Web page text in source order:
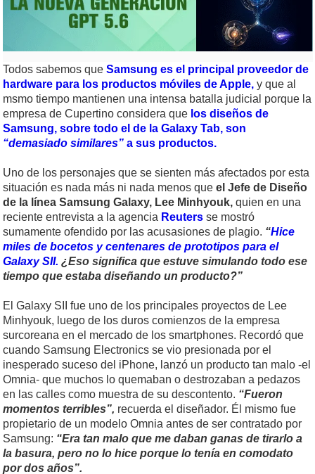
Todos sabemos que Samsung es el principal proveedor de
hardware para los productos móviles de Apple, y que al
msmo tiempo mantienen una intensa batalla judicial porque la
empresa de Cupertino considera que los diseños de
Samsung, sobre todo el de la Galaxy Tab, son
“demasiado similares” a sus productos.
Uno de los personajes que se sienten más afectados por esta
situación es nada más ni nada menos que el Jefe de Diseño
de la línea Samsung Galaxy, Lee Minhyouk, quien en una
reciente entrevista a la agencia Reuters se mostró
sumamente ofendido por las acusasiones de plagio. “Hice
miles de bocetos y centenares de prototipos para el
Galaxy SII. ¿Eso significa que estuve simulando todo ese
tiempo que estaba diseñando un producto?”
El Galaxy SII fue uno de los principales proyectos de Lee
Minhyouk, luego de los duros comienzos de la empresa
surcoreana en el mercado de los smartphones. Recordó que
cuando Samsung Electronics se vio presionada por el
inesperado suceso del iPhone, lanzó un producto tan malo -el
Omnia- que muchos lo quemaban o destrozaban a pedazos
en las calles como muestra de su descontento. “Fueron
momentos terribles”, recuerda el diseñador. Él mismo fue
propietario de un modelo Omnia antes de ser contratado por
Samsung: “Era tan malo que me daban ganas de tirarlo a
la basura, pero no lo hice porque lo tenía en comodato
por dos años”.